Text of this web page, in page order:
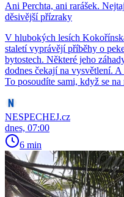
Ani Perchta, ani rarášek.
děsivější přízraky
V hlubokých lesích
staletí vyprávějí příběhy o
bytostech. Některé jeho
dodnes čekají na vysvětlení.
To posoudíte sami, když se na
NESPECHEJ.cz
dnes, 07:00
6 min